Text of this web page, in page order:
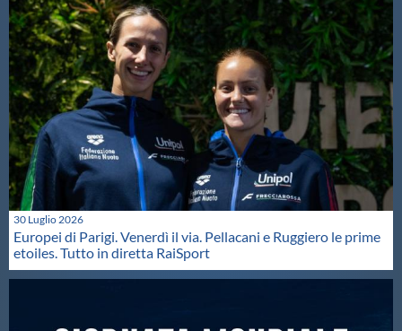
30 Luglio 2026
Europei di Parigi. Venerdì il via. Pellacani e Ruggiero le prime
etoiles. Tutto in diretta RaiSport